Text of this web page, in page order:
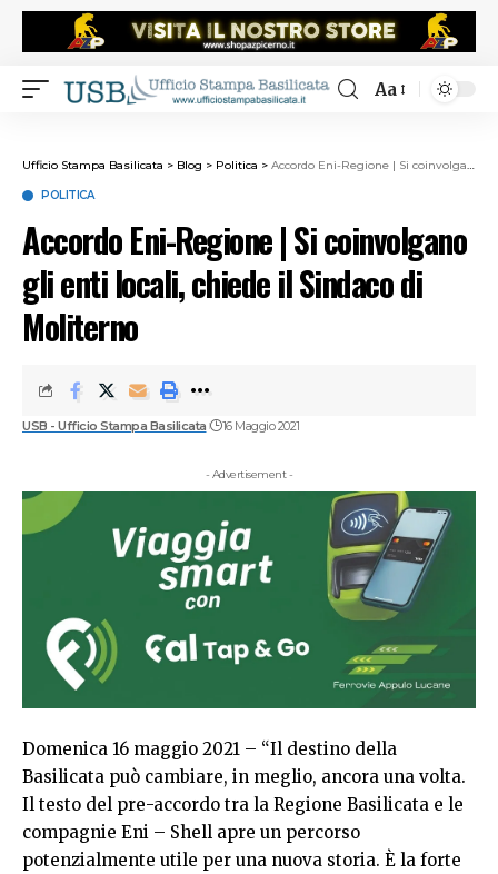
Aa
Ufficio Stampa Basilicata > Blog > Politica > Accordo Eni-Regione | Si coinvolgano gli enti locali, chiede il Sindaco di Moliterno
POLITICA
Accordo Eni-Regione | Si coinvolgano
gli enti locali, chiede il Sindaco di
Moliterno
USB - Ufficio Stampa Basilicata 16 Maggio 2021
- Advertisement -
Domenica 16 maggio 2021 – “Il destino della
Basilicata può cambiare, in meglio, ancora una volta.
Il testo del pre-accordo tra la Regione Basilicata e le
compagnie Eni – Shell apre un percorso
potenzialmente utile per una nuova storia. È la forte